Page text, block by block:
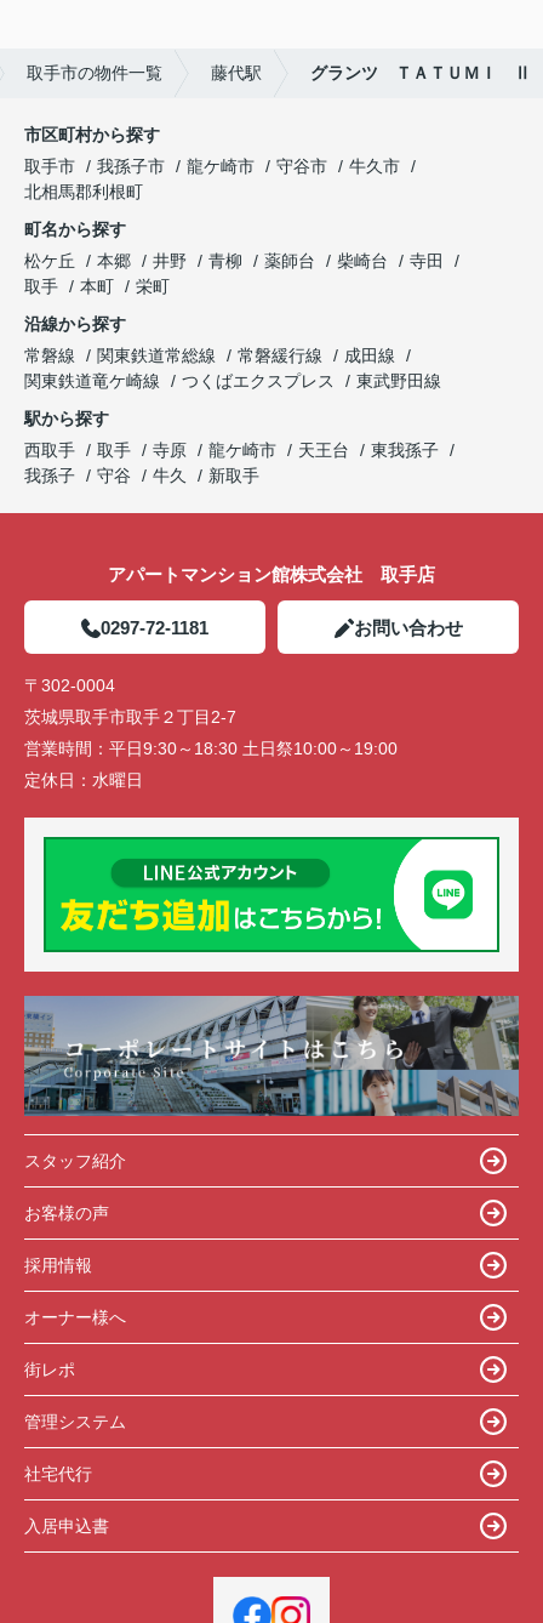
取手市の物件一覧 藤代駅 グランツ ＴＡＴＵＭＩ Ⅱ
市区町村から探す
取手市
我孫子市 龍ケ崎市 守谷市
牛久市
北相馬郡利根町
町名から探す
松ケ丘
本郷 井野 青柳 薬師台 柴崎台
寺田
取手
本町
栄町
沿線から探す
常磐線
関東鉄道常総線 常磐緩行線
成田線
関東鉄道竜ケ崎線
つくばエクスプレス
東武野田線
駅から探す
西取手
取手 寺原 龍ケ崎市 天王台
東我孫子
我孫子
守谷 牛久 新取手
アパートマンション館株式会社 取手店
0297-72-1181 お問い合わせ
〒302-0004
茨城県取手市取手２丁目2-7
営業時間： 平日9:30～18:30 土日祭10:00～19:00
定休日： 水曜日
スタッフ紹介
お客様の声
採用情報
オーナー様へ
街レポ
管理システム
社宅代行
入居申込書